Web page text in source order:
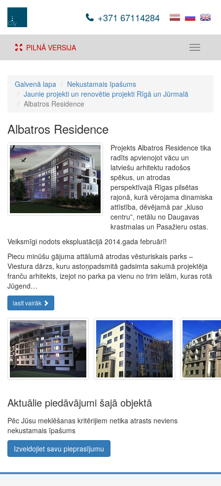
+371 67114284
Toggle
PILNĀ VERSIJA
Galvenā lapa
Nekustamais īpašums
Jaunie projekti un renovētie projekti Rīgā un Jūrmalā
Albatros Residence
Albatros Residence
Projekts Albatros Residence tika
radīts apvienojot vācu un
latviešu arhitektu radošos
spēkus, un atrodas
perspektīvajā Rīgas pilsētas
rajonā, kurā vērojama dinamiska
attīstība, dēvējamā par „kluso
centru”, netālu no Daugavas
krastmalas un Pasažieru ostas.
Veiksmīgi nodots ekspluatācijā 2014.gada februārī!
Piecu minūšu gājuma attālumā atrodas vēsturiskais parks –
Viestura dārzs, kuru astoņpadsmitā gadsimta sakumā projektēja
franču arhitekts, izejot no parka pa vienu no trim ielām, kuras rotā
Jūgend…
lasīt vairāk
Aktuālie piedāvājumi šajā objektā
Pēc Jūsu meklēšanas kritērijiem netika atrasts neviens
nekustamais īpašums
Izveidojiet savu pieprasījumu